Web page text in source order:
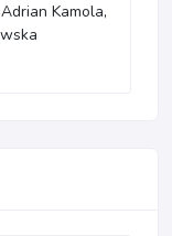
Kamola,